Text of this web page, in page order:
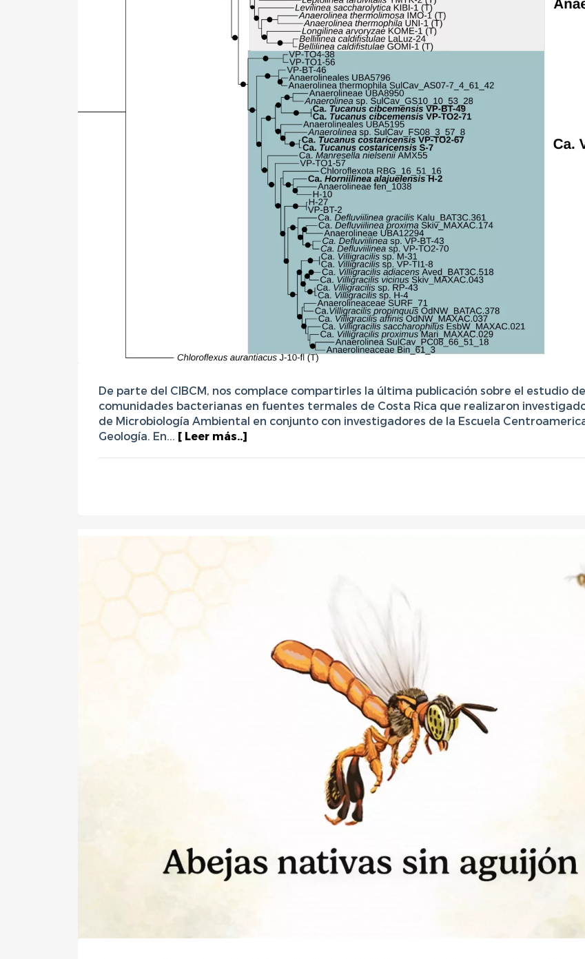
De parte del CIBCM, nos complace compartirles la última publicación sobre el estudio
comunidades bacterianas en fuentes termales de Costa Rica que realizaron
de Microbiología Ambiental en conjunto con investigadores de la Escuela
Geología. En... [ Leer más..]